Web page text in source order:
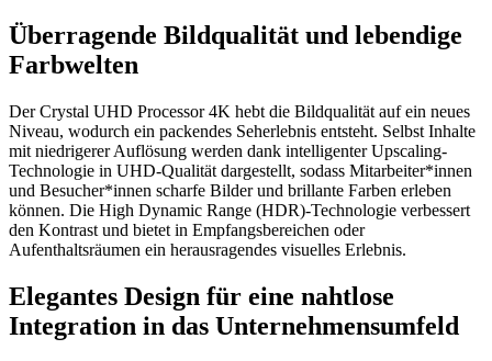
Überragende Bildqualität und lebendige
Farbwelten
Der Crystal UHD Processor 4K hebt die Bildqualität auf ein neues
Niveau, wodurch ein packendes Seherlebnis entsteht. Selbst Inhalte
mit niedrigerer Auflösung werden dank intelligenter Upscaling-
Technologie in UHD-Qualität dargestellt, sodass Mitarbeiter*innen
und Besucher*innen scharfe Bilder und brillante Farben erleben
können. Die High Dynamic Range (HDR)-Technologie verbessert
den Kontrast und bietet in Empfangsbereichen oder
Aufenthaltsräumen ein herausragendes visuelles Erlebnis.
Elegantes Design für eine nahtlose
Integration in das Unternehmensumfeld